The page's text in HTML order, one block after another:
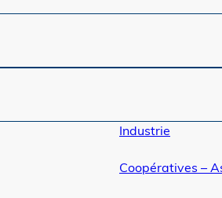
Industrie
Coopératives –